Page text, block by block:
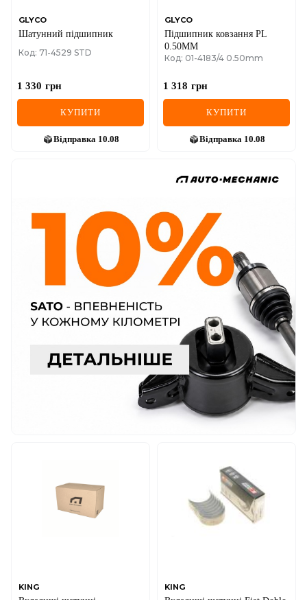
GLYCO
Шатунний підшипник
Код: 71-4529 STD
1 330 грн
КУПИТИ
Відправка 10.08
GLYCO
Підшипник ковзання PL
0.50MM
Код: 01-4183/4 0.50mm
1 318 грн
КУПИТИ
Відправка 10.08
KING KING